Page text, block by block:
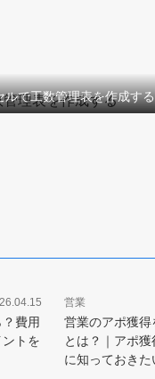
ルで工数管理表を作成する
費用
トを
営業
営業のアポ獲
とは？｜アポ
に知っておき